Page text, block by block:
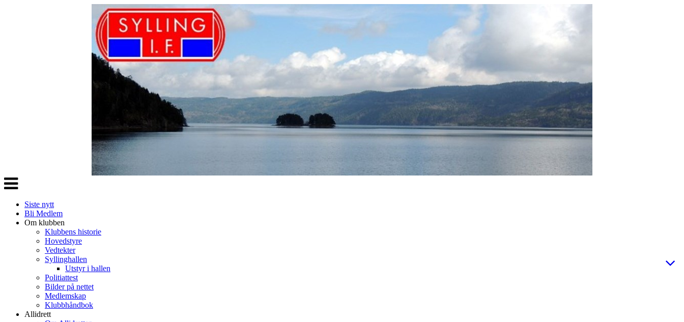
Veksle
navigasjon
Siste nytt
Bli Medlem
Om klubben
Klubbens historie
Hovedstyre
Vedtekter
Syllinghallen
Utstyr i hallen
Politiattest
Bilder på nettet
Medlemskap
Klubbhåndbok
Allidrett